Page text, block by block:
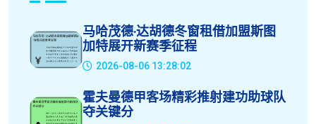
马哈茂德·达胡德冬窗租借加盟斯图
加特展开新赛季征程
2026-08-06 13:28:02
霍夫曼德甲客场精彩推射建功助球队
夺关键分